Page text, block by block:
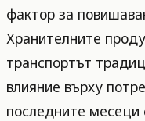
фактор за
Хранителните
транспортът
влияние върху
последните месеци